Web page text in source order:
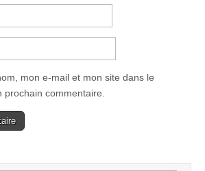
mon e-mail et mon site dans le
prochain commentaire.